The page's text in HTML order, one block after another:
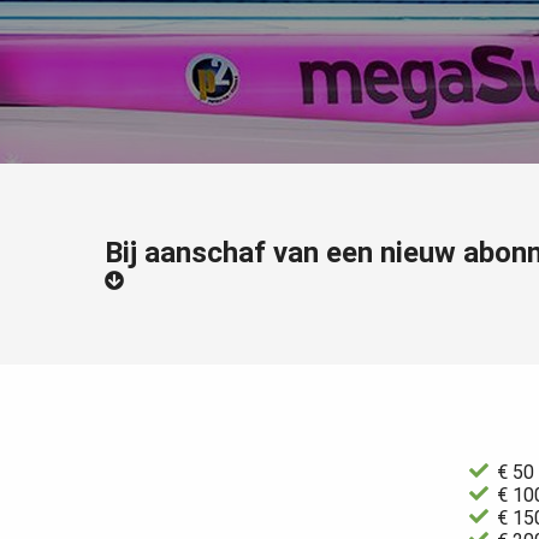
Bij aanschaf van een nieuw
€ 50
€
€